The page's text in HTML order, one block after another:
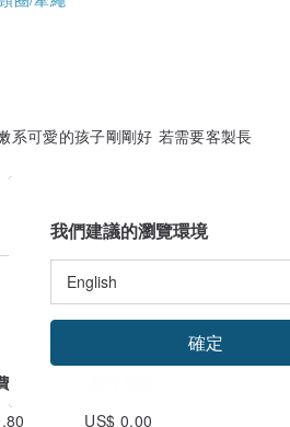
系可愛的孩子剛剛好 若需要客製長
US$ 0.00
我們建議的瀏覽環境
確定